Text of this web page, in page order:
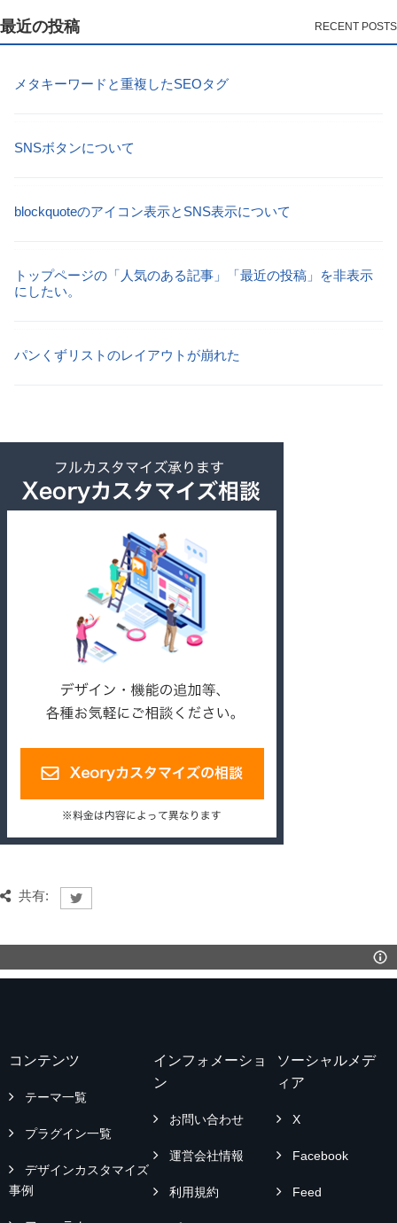
最近の投稿
メタキーワードと重複したSEOタグ
SNSボタンについて
blockquoteのアイコン表示とSNS表示について
トップページの「人気のある記事」「最近の投稿」を非表示
にしたい。
パンくずリストのレイアウトが崩れた
共有:
コンテンツ
テーマ一覧
プラグイン一覧
デザインカスタマイズ
事例
インフォメーショ
ン
お問い合わせ
運営会社情報
利用規約
ソーシャルメデ
ィア
X
Facebook
Feed